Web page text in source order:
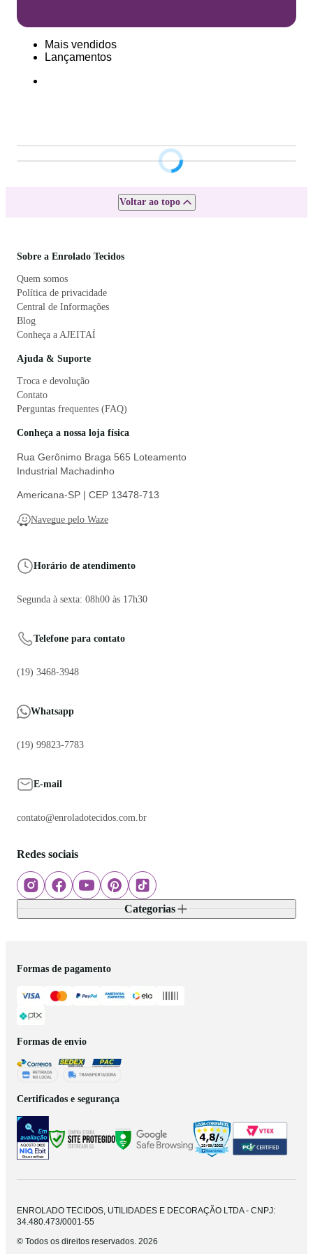
Mais vendidos
Lançamentos
Voltar ao topo
Sobre a Enrolado Tecidos
Quem somos
Política de privacidade
Central de Informações
Blog
Conheça a AJEITAÍ
Ajuda & Suporte
Troca e devolução
Contato
Perguntas frequentes (FAQ)
Conheça a nossa loja física
Rua Gerônimo Braga 565 Loteamento
Industrial Machadinho
Americana-SP | CEP 13478-713
Navegue pelo Waze
Horário de atendimento
Segunda à sexta: 08h00 às 17h30
Telefone para contato
(19) 3468-3948
Whatsapp
(19) 99823-7783
E-mail
contato@enroladotecidos.com.br
Redes sociais
Categorias
Formas de pagamento
Formas de envio
Certificados e segurança
ENROLADO TECIDOS, UTILIDADES E DECORAÇÃO LTDA - CNPJ:
34.480.473/0001-55
© Todos os direitos reservados. 2026